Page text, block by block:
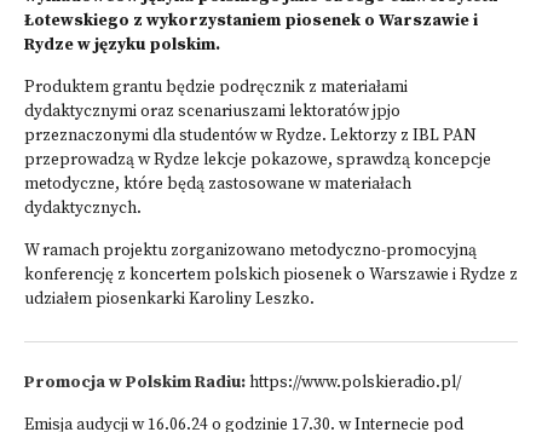
Łotewskiego z wykorzystaniem piosenek o Warszawie i
Rydze w języku polskim.
Produktem grantu będzie podręcznik z materiałami
dydaktycznymi oraz scenariuszami lektoratów jpjo
przeznaczonymi dla studentów w Rydze. Lektorzy z IBL PAN
przeprowadzą w Rydze lekcje pokazowe, sprawdzą koncepcje
metodyczne, które będą zastosowane w materiałach
dydaktycznych.
W ramach projektu zorganizowano metodyczno-promocyjną
konferencję z koncertem polskich piosenek o Warszawie i Rydze z
udziałem piosenkarki Karoliny Leszko.
Promocja w Polskim Radiu:https://www.polskieradio.pl/
Emisja audycji w 16.06.24 o godzinie 17.30. w Internecie pod